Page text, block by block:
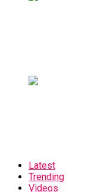
Latest
Trending
Videos